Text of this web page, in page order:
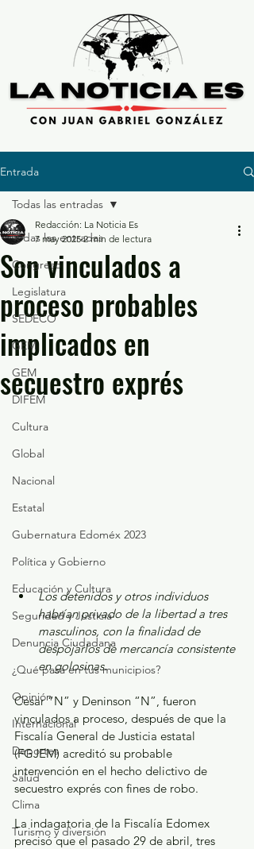
Entrada
Todas las entradas
Congreso
Legislatura
SEDECO
GEM
GEM
DIFEM
Cultura
Global
Nacional
Estatal
Gubernatura Edoméx 2023
Política y Gobierno
Educación y Cultura
Seguridad y Justicia
Denuncia Ciudadana
¿Qué pasa en tus municipios?
Opinión
Internacional
Deportes
Salud
Clima
Turismo y diversión
Todas las entradas
Son vinculados a
proceso probables
implicados en
secuestro exprés
Redacción: La Noticia Es
7 may 2025 2 min de lectura
Los detenidos y otros individuos
habrían privado de la libertad a tres
masculinos, con la finalidad de
despojarlos de mercancía consistente
en golosinas.
Cesar “N” y Deninson “N”, fueron
vinculados a proceso, después de que la
Fiscalía General de Justicia estatal
(FGJEM) acreditó su probable
intervención en el hecho delictivo de
secuestro exprés con fines de robo.
La indagatoria de la Fiscalía Edomex
precisó que el pasado 29 de abril, tres